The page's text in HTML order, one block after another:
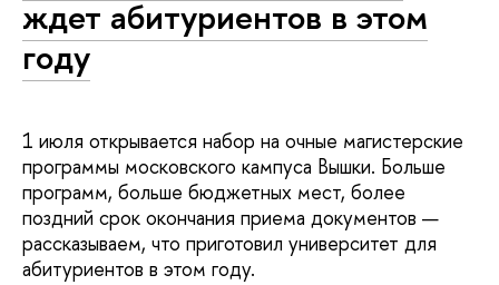
ждет абитуриентов в этом
году
1 июля открывается набор на очные магистерские
программы московского кампуса Вышки. Больше
программ, больше бюджетных мест, более
поздний срок окончания приема документов —
рассказываем, что приготовил университет для
абитуриентов в этом году.